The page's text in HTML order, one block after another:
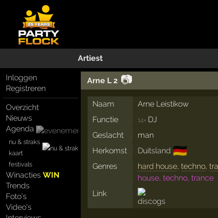
Artiest
Inloggen
Registreren
Overzicht
Nieuws
Agenda
nu & straks
kaart
festivals
WinactiesWIN
Trends
Foto's
Video's
Arne L 2 📷
Naam
Arne Leistikow
Functie
14× DJ
Geslacht
man
Herkomst
Duitsland 🇩🇪
Genres hard house,techno,
house, techno, trance
Link